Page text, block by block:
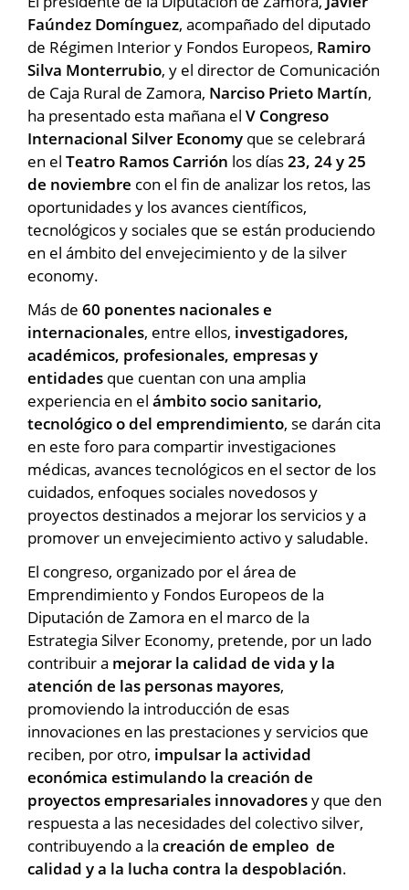
Faúndez Domínguez, acompañado del diputado
de Régimen Interior y Fondos Europeos, Ramiro
Silva Monterrubio, y el director de Comunicación
de Caja Rural de Zamora, Narciso Prieto Martín,
ha presentado esta mañana el V Congreso
Internacional Silver Economy que se celebrará
en el Teatro Ramos Carrión los días23, 24 y 25
de noviembre con el fin de analizar los retos, las
oportunidades y los avances científicos,
tecnológicos y sociales que se están produciendo
en el ámbito del envejecimiento y de la silver
economy.
Más de 60 ponentes nacionales e
internacionales, entre ellos, investigadores,
académicos, profesionales, empresas y
entidades que cuentan con una amplia
experiencia en el ámbito socio sanitario,
tecnológico o del emprendimiento, se darán cita
en este foro para compartir investigaciones
médicas, avances tecnológicos en el sector de los
cuidados, enfoques sociales novedosos y
proyectos destinados a mejorar los servicios y a
promover un envejecimiento activo y saludable.
El congreso, organizado por el área de
Emprendimiento y Fondos Europeos de la
Diputación de Zamora en el marco de la
Estrategia Silver Economy, pretende, por un lado
contribuir a mejorar la calidad de vida y la
atención de las personas mayores,
promoviendo la introducción de esas
innovaciones en las prestaciones y servicios que
reciben, por otro, impulsar la actividad
económica estimulando la creación de
proyectos empresariales innovadoresy que den
respuesta a las necesidades del colectivo silver,
contribuyendo a la creación de empleo de
calidad y a la lucha contra la despoblación.